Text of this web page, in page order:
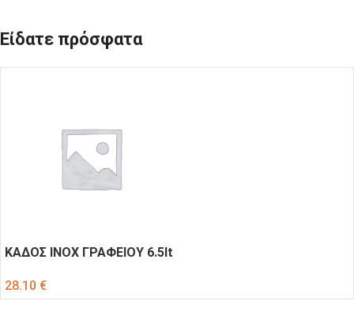
Είδατε πρόσφατα
ΚΑΔΟΣ ΙΝΟΧ ΓΡΑΦΕΙΟΥ 6.5lt
28.10 €